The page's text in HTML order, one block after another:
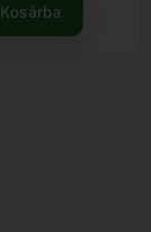
Kosárba